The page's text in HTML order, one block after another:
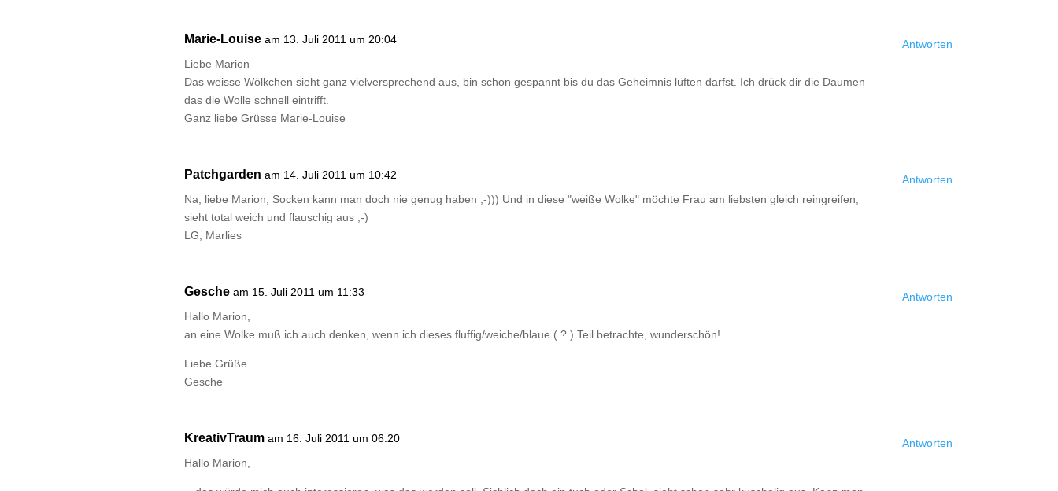
Marie-Louise am 13. Juli 2011 um 20:04
Liebe Marion
Das weisse Wölkchen sieht ganz vielversprechend aus, bin schon gespannt bis du das Geheimnis lüften darfst. Ich drück dir die Daumen
das die Wolle schnell eintrifft.
Ganz liebe Grüsse Marie-Louise
Antworten
Patchgarden am 14. Juli 2011 um 10:42
Na, liebe Marion, Socken kann man doch nie genug haben ,-))) Und in diese "weiße Wolke" möchte Frau am liebsten gleich reingreifen,
sieht total weich und flauschig aus ,-)
LG, Marlies
Antworten
Gesche am 15. Juli 2011 um 11:33
Hallo Marion,
an eine Wolke muß ich auch denken, wenn ich dieses fluffig/weiche/blaue ( ? ) Teil betrachte, wunderschön!
Liebe Grüße
Gesche
Antworten
KreativTraum am 16. Juli 2011 um 06:20
Hallo Marion,
Antworten